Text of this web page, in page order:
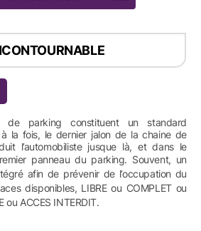
de parking constituent un standard
la fois, le dernier jalon de la chaine de
l’automobiliste jusque là, et dans le
panneau du parking. Souvent, un
afin de prévenir de l’occupation du
disponibles, LIBRE ou COMPLET ou
ou ACCES INTERDIT.